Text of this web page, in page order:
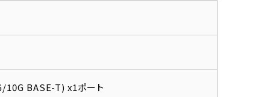
BASE-T) x1ポート